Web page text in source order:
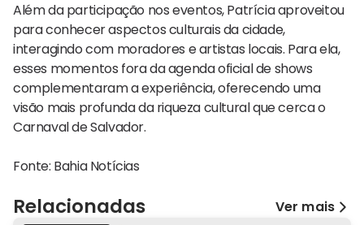
Além da participação nos eventos, Patrícia aproveitou
para conhecer aspectos culturais da cidade,
interagindo com moradores e artistas locais. Para ela,
esses momentos fora da agenda oficial de shows
complementaram a experiência, oferecendo uma
visão mais profunda da riqueza cultural que cerca o
Carnaval de Salvador.
Fonte: Bahia Notícias
Relacionadas Ver mais